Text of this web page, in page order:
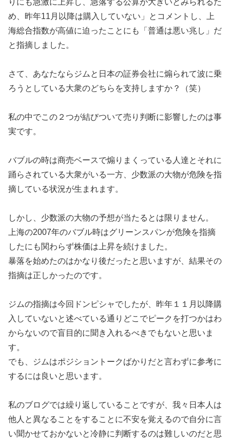
りにも急激に上昇し、急落する公算が大きいとみられるた
め、昨年11月以降は購入していない」とコメントし、上
海総合指数が高値に迫ったことにも「普通は悪い兆し」だ
と指摘しました。
さて、あなたならジムと日本の証券会社に煽られて波に乗
ろうとしている大衆のどちらを支持しますか？（笑）
私の中でこの２つが結びついて売り判断に影響したのは事
実です。
バブルの時は商売ベースで煽りまくっている人達とそれに
踊らされている大衆がいる一方、少数派の大物が危険を指
摘している状況が生まれます。
しかし、少数派の大物の予想が当たるとは限りません。
上海の2007年のバブル時はグリーンスパンが危険を指摘
したにも関わらず株価は上昇を続けました。
暴落を始めたのはかなり後だったと思いますが、結果その
指摘は正しかったのです。
ジムの指摘は今回ドンピシャでしたが、昨年１１月以降購
入していないと述べている通りどこでピークを打つかはわ
からないので盲目的に聞き入れるべきでもないと思いま
す。
でも、ジムはポジショントークばかりだと言わずに参考に
するには良いと思います。
私のブログでは繰り返していることですが、我々日本人は
他人と異なることをすることに不安を覚えるので自分に言
い聞かせておかないと冷静に判断するのは難しいのだと思